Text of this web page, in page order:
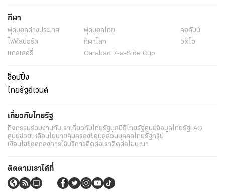
กีฬา
ฟุตบอลต่่างประเทศ ฟุตบอลไทย
คอลัมน์
ไฟต์สปอร์ต
กีฬาโลก
วิดีโอ
แกลเลอรี่
Carabao 7-a-Side Cup
ช็อปปิ้ง
ไทยรัฐอีเวนต์
เกี่ยวกับไทยรัฐ
กิจกรรมร่วมงานกับเราเกี่ยวกับไทยรัฐมูลนิธิไทยรัฐศูนย์ข้อมูลไทยรัฐFAQ
ศูนย์ช่วยเหลือนโยบายคุ้มครองข้อมูลส่วนบุคคลไทยรัฐกรุ๊ป
เงื่อนไขข้อตกลงการใช้บริการติดต่อเราติดต่อโฆษณา
ติดตามเราได้ที่